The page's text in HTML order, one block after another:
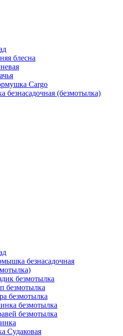
блесна
Cargo
(безмотылка)
безнасадочная
безмотылка
безмотылка
безмотылка
безмотылка
безмотылка
Судаковая